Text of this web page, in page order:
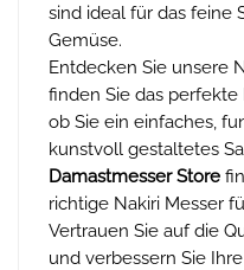
sind ideal für das feine
Gemüse.
Entdecken Sie unsere
finden Sie das perfekte
ob Sie ein einfaches,
kunstvoll gestaltetes
Damastmesser Store
richtige Nakiri Messer
Vertrauen Sie auf die
und verbessern Sie